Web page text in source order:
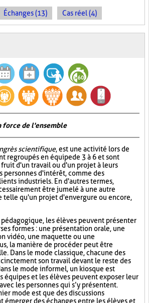
Échanges (13) Cas réel (4)
force de l'ensemble
scientifique, est une activité lors de
regroupés en équipe de 3 à 6 et sont
d'un travail ou d'un projet à leurs
personnes d'intérêt, comme des
industriels. En d'autres termes,
être jumelé à une autre
telle qu'un projet d'envergure ou encore,
les élèves peuvent présenter
formes : une présentation orale, une
vidéo, une maquette ou une
la manière de procéder peut être
Dans le mode classique, chacune des
son travail devant le reste des
le mode informel, un kiosque est
équipes et les élèves peuvent exposer leur
les personnes qui s’y présentent.
mode est que des discussions
émerger des échanges entre les élèves et